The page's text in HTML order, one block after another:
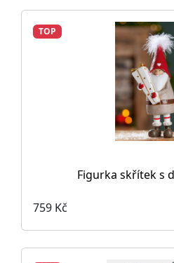
TOP
Figurka skřítek s
759 Kč